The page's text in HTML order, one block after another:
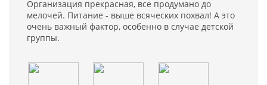
Организация прекрасная, все продумано до
мелочей. Питание - выше всяческих похвал! А это
очень важный фактор, особенно в случае детской
группы.